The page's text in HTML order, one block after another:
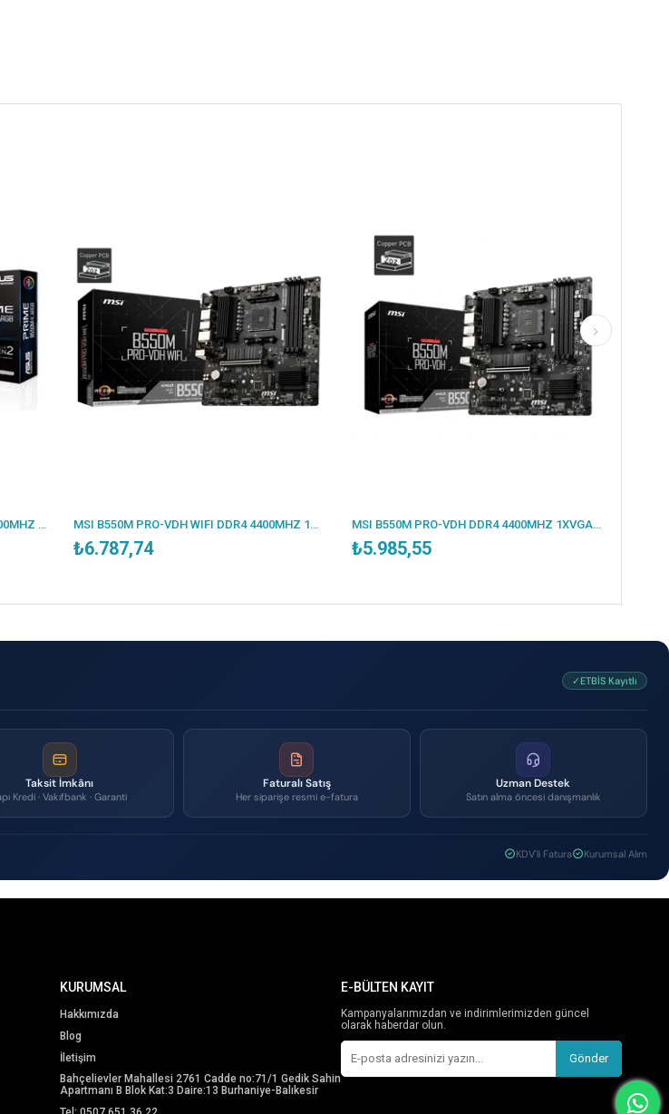
MSI B550M PRO-VDH WIFI DDR4 4400MHZ 1XVGA 1XHDMI 1XDP 2XM.2 USB 3.2 MATX AM4 (AMD 5000/4000G/3000 SERİLERİ İLE UYUMLU) MSI B550M PRO-VDH DDR4 4400MHZ 1XVGA 1XHDMI 1XDP 2XM.2 USB 3.2 MATX AM4 (AMD 5000/4000G/3000 SERİLERİ İLE UYUMLU)
✓ETBİS Kayıtlı
Taksit İmkânı
Kredi · Vakıfbank · Garanti
Faturalı Satış
Her siparişe resmi e-fatura
Uzman Destek
Satın alma öncesi danışmanlık
KDV'li Fatura Kurumsal Alım
KURUMSAL
Hakkımızda
Blog
İletişim
Bahçelievler Mahallesi 2761 Cadde no:71/1 Gedik Sahin
Apartmanı B Blok Kat:3 Daire:13 Burhaniye-Balıkesir
E-BÜLTEN KAYIT
Kampanyalarımızdan ve indirimlerimizden güncel
olarak haberdar olun.
Gönder